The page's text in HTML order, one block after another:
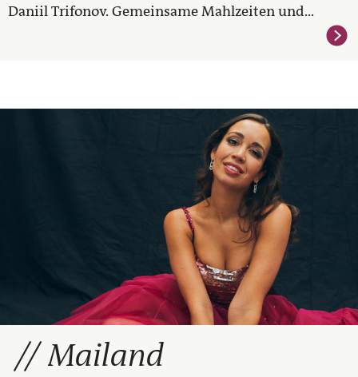
Daniil Trifonov. Gemeinsame Mahlzeiten und...
Mailand